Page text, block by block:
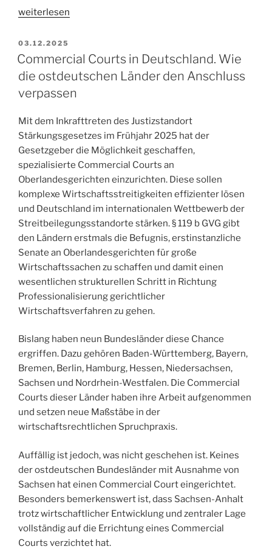
„Warnung
Scam:
Angebliches
„Schiedsgericht
gemäß
den
Abkommen
1949““
weiterlesen
VERÖFFENTLICHT
AM
03.12.2025
Commercial Courts in Deutschland. Wie
die ostdeutschen Länder den Anschluss
verpassen
Mit dem Inkrafttreten des Justizstandort
Stärkungsgesetzes im Frühjahr 2025 hat der
Gesetzgeber die Möglichkeit geschaffen,
spezialisierte Commercial Courts an
Oberlandesgerichten einzurichten. Diese sollen
komplexe Wirtschaftsstreitigkeiten effizienter lösen
und Deutschland im internationalen Wettbewerb der
Streitbeilegungsstandorte stärken. § 119 b GVG gibt
den Ländern erstmals die Befugnis, erstinstanzliche
Senate an Oberlandesgerichten für große
Wirtschaftssachen zu schaffen und damit einen
wesentlichen strukturellen Schritt in Richtung
Professionalisierung gerichtlicher
Wirtschaftsverfahren zu gehen.
Bislang haben neun Bundesländer diese Chance
ergriffen. Dazu gehören Baden-Württemberg, Bayern,
Bremen, Berlin, Hamburg, Hessen, Niedersachsen,
Sachsen und Nordrhein-Westfalen. Die Commercial
Courts dieser Länder haben ihre Arbeit aufgenommen
und setzen neue Maßstäbe in der
wirtschaftsrechtlichen Spruchpraxis.
Auffällig ist jedoch, was nicht geschehen ist. Keines
der ostdeutschen Bundesländer mit Ausnahme von
Sachsen hat einen Commercial Court eingerichtet.
Besonders bemerkenswert ist, dass Sachsen-Anhalt
trotz wirtschaftlicher Entwicklung und zentraler Lage
vollständig auf die Errichtung eines Commercial
Courts verzichtet hat.